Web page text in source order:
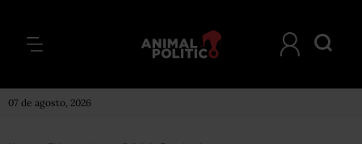
07 de agosto, 2026